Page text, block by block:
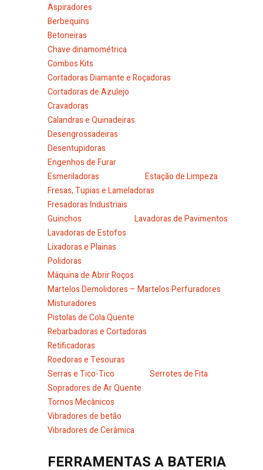
Aspiradores
Berbequins
Betoneiras
Chave dinamométrica
Combos Kits
Cortadoras Diamante e Roçadoras
Cortadoras de Azulejo
Cravadoras
Calandras e Quinadeiras
Desengrossadeiras
Desentupidoras
Engenhos de Furar
Esmeriladoras
Estação de Limpeza
Fresas, Tupias e Lameladoras
Fresadoras Industriais
Guinchos
Lavadoras de Pavimentos
Lavadoras de Estofos
Lixadoras e Plainas
Polidoras
Máquina de Abrir Roços
Martelos Demolidores – Martelos Perfuradores
Misturadores
Pistolas de Cola Quente
Rebarbadoras e Cortadoras
Retificadoras
Roedoras e Tesouras
Serras e Tico-Tico
Serrotes de Fita
Sopradores de Ar Quente
Tornos Mecânicos
Vibradores de betão
Vibradores de Cerâmica
FERRAMENTAS A BATERIA